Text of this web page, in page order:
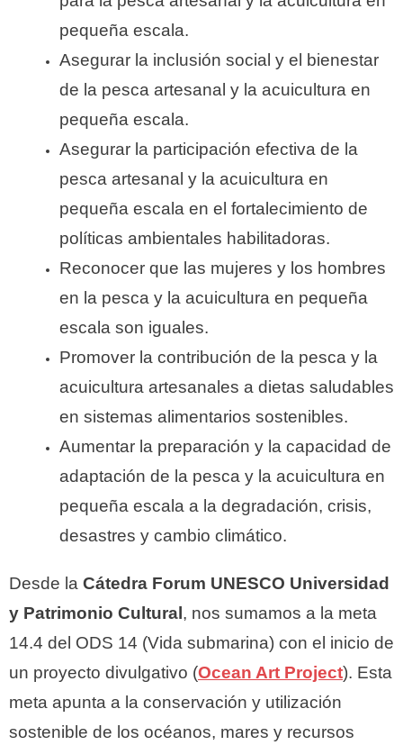
pequeña escala.
Asegurar la inclusión social y el bienestar
de la pesca artesanal y la acuicultura en
pequeña escala.
Asegurar la participación efectiva de la
pesca artesanal y la acuicultura en
pequeña escala en el fortalecimiento de
políticas ambientales habilitadoras.
Reconocer que las mujeres y los hombres
en la pesca y la acuicultura en pequeña
escala son iguales.
Promover la contribución de la pesca y la
acuicultura artesanales a dietas saludables
en sistemas alimentarios sostenibles.
Aumentar la preparación y la capacidad de
adaptación de la pesca y la acuicultura en
pequeña escala a la degradación, crisis,
desastres y cambio climático.
Desde la Cátedra Forum UNESCO Universidad
y Patrimonio Cultural , nos sumamos a la meta
14.4 del ODS 14 (Vida submarina) con el inicio de
un proyecto divulgativo (Ocean Art Project). Esta
meta apunta a la conservación y utilización
sostenible de los océanos, mares y recursos